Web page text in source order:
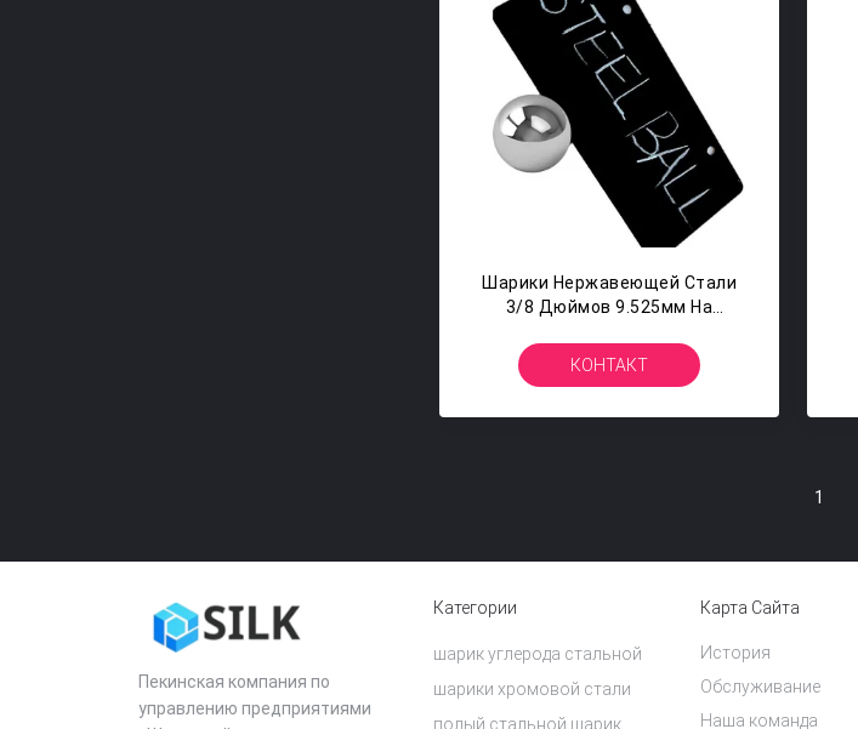
Шарики Нержавеющей Стали
3/8 Дюймов 9.525мм На
420
КОНТАКТ
1
Пекинская компания по
управлению предприятиями
Категории
шарик углерода стальной
шарики хромовой стали
полый стальной шарик
Карта Сайта
История
Обслуживание
Наша команда